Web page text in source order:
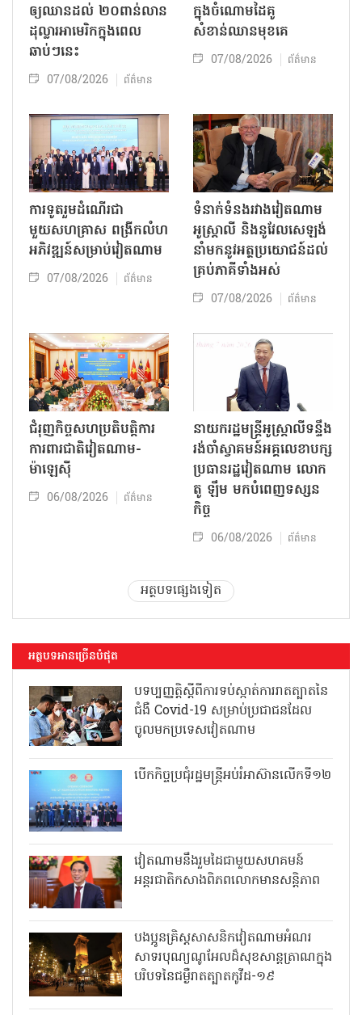
ឲ្យឈានដល់ ២០ពាន់លាន
ដុល្លារអាមេរិកក្នុងពេល
ឆាប់ៗនេះ
07/08/2026 ព័ត៌មាន
ក្នុងចំណោមដៃគូ
សំខាន់ឈានមុខគេ
07/08/2026 ព័ត៌មាន
ការទូតរួមដំណើរជា
មួយសហគ្រាស ពង្រីកលំហ
អភិវឌ្ឍន៍សម្រាប់វៀតណាម
07/08/2026 ព័ត៌មាន
ទំនាក់ទំនងរវាងវៀតណាម
អូស្ត្រាលី និងនូវែលសេឡង់
នាំមកនូវអត្ថប្រយោជន៍ដល់
គ្រប់ភាគីទាំងអស់
07/08/2026 ព័ត៌មាន
ជំរុញកិច្ចសហប្រតិបត្តិការ
ការពារជាតិវៀតណាម-
ម៉ាឡេស៊ី
06/08/2026 ព័ត៌មាន
នាយករដ្ឋមន្ត្រីអូស្ត្រាលីទន្ទឹង
រង់ចាំស្វាគមន៍អគ្គលេខាបក្ស
ប្រធានរដ្ឋវៀតណាម លោក
តូ ឡឹម មកបំពេញទស្សន
កិច្ច
06/08/2026 ព័ត៌មាន
អត្ថបទផ្សេងទៀត
អត្ថបទអានច្រើនបំផុត
បទប្បញ្ញត្តិស្តីពីការទប់ស្កាត់ការរាតត្បាតនៃ
ជំងឺ Covid-19 សម្រាប់ប្រជាជនដែល
ចូលមកប្រទេសវៀតណាម
បើកកិច្ចប្រជុំរដ្ឋមន្ត្រីអប់រំអាស៊ានលើកទី១២
វៀតណាមនឹងរួមដៃជាមួយសហគមន៍
អន្តរជាតិកសាងពិភពលោកមានសន្តិភាព
បងប្អូនគ្រិស្តសាសនិកវៀតណាមអំណរ
សាទរបុណ្យណូអែលដ៏សុខសាន្តត្រាណក្នុង
បរិបទនៃជម្ងឺរាតត្បាតកូវីដ-១៩